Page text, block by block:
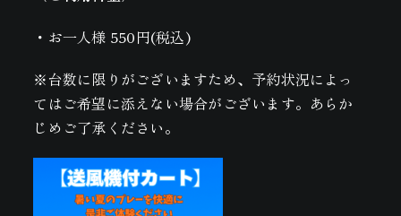
・お一人様 550円(税込)
※台数に限りがございますため、予約状況によっ
てはご希望に添えない場合がございます。あらか
じめご了承ください。